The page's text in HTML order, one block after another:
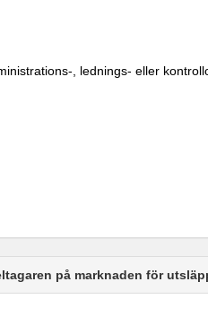
, lednings- eller
på marknaden för